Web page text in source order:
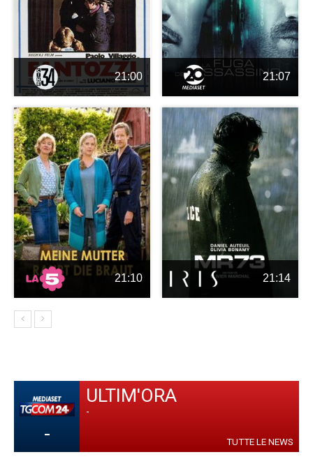
21:00 21:07
21:10 21:14
-
ULTIM'ORA
-
TUTTE LE NEWS